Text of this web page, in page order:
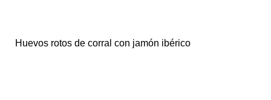
Huevos rotos de corral con jamón ibérico